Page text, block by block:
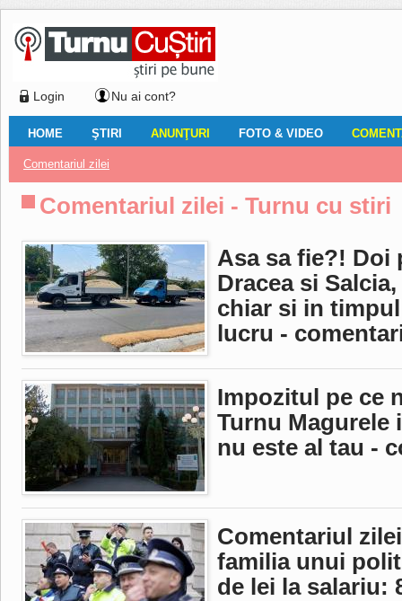
Login Nu ai cont?
HOME
Ştiri locale
ŞTIRI
Ştiri locale Ştiri din ţară
ANUNŢURI
Imobiliare Auto
FOTO & VIDEO
Galerii Foto
Comentariul zilei
Comentariul zilei - Turnu cu stiri
Asa sa fie?!
Dracea si
chiar si in
lucru -
Impozitul pe ce
Turnu Magurele
nu este al tau -
Comentariul
familia unui
de lei la salariu: